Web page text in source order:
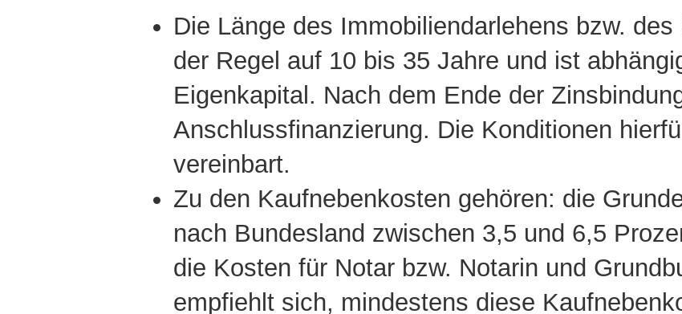
Die Länge des Immobiliendarlehens bzw.
der Regel auf 10 bis 35 Jahre und ist
Eigenkapital. Nach dem Ende der
Anschlussfinanzierung. Die Konditionen
vereinbart.
Zu den Kaufnebenkosten gehören: die
nach Bundesland zwischen 3,5 und 6,5
die Kosten für Notar bzw. Notarin und
empfiehlt sich, mindestens diese